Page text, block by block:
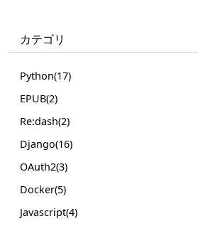
カテゴリ
Python(17)
EPUB(2)
Re:dash(2)
Django(16)
OAuth2(3)
Docker(5)
Javascript(4)